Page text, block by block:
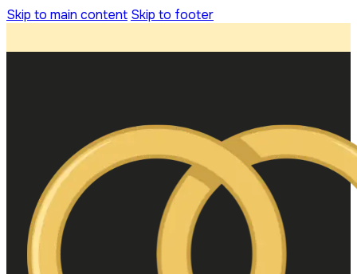
Skip to main content Skip to footer